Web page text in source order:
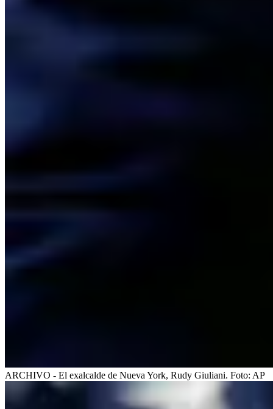
ARCHIVO - El exalcalde de Nueva York, Rudy Giuliani. Foto: AP